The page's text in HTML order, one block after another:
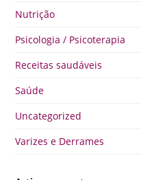
Nutrição
Psicologia / Psicoterapia
Receitas saudáveis
Saúde
Uncategorized
Varizes e Derrames